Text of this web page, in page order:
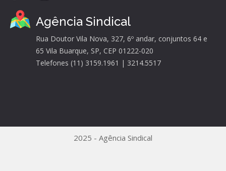
Agência Sindical
Rua Doutor Vila Nova, 327, 6º andar, conjuntos 64 e
65 Vila Buarque, SP, CEP 01222-020
Telefones (11) 3159.1961 | 3214.5517
2025 - Agência Sindical